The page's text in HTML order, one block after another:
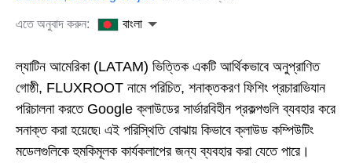
এতে অনুবাদ করুন: বাংলা
ল্যাটিন আমেরিকা (LATAM) ভিত্তিক একটি আর্থিকভাবে অনুপ্রাণিত
গোষ্ঠী, FLUXROOT নামে পরিচিত, শনাক্তকরণ ফিশিং প্রচারাভিযান
পরিচালনা করতে Google ক্লাউডের সার্ভারবিহীন প্রকল্পগুলি ব্যবহার করে
সনাক্ত করা হয়েছে৷ এই পরিস্থিতি বোঝায় কিভাবে ক্লাউড কম্পিউটিং
মডেলগুলিকে হুমকিমূলক কার্যকলাপের জন্য ব্যবহার করা যেতে পারে।